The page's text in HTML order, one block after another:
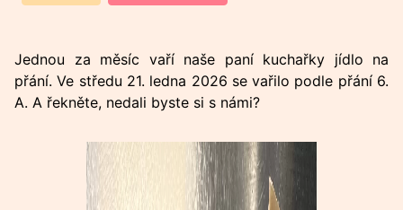
Jednou za měsíc vaří naše paní kuchařky jídlo na
přání. Ve středu 21. ledna 2026 se vařilo podle přání 6.
A. A řekněte, nedali byste si s námi?